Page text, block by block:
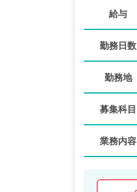
給与
勤務日数
勤務地
募集科目
業務内容